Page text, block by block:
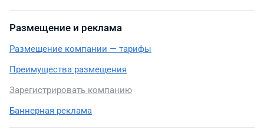
Размещение и реклама
Размещение компании — тарифы
Преимущества размещения
Зарегистрировать компанию
Баннерная реклама